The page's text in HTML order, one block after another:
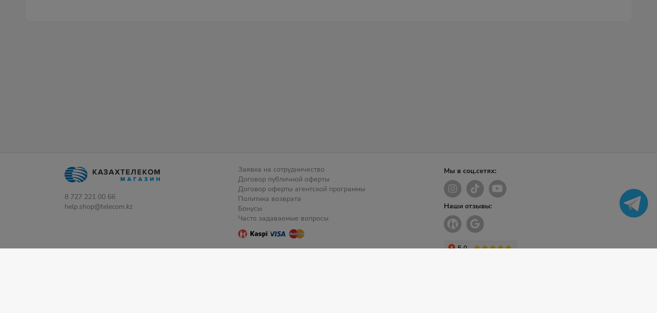
8 727 221 00 66
help.shop@telecom.kz
Заявка на сотрудничество
Договор публичной оферты
Договор оферты агентской программы
Политика возврата
Бонусы
Часто задаваемые вопросы
Мы в соц.сетях:
Наши отзывы: